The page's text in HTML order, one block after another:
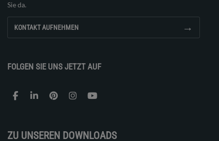
Sie da.
KONTAKT AUFNEHMEN →
FOLGEN SIE UNS JETZT AUF
ZU UNSEREN DOWNLOADS